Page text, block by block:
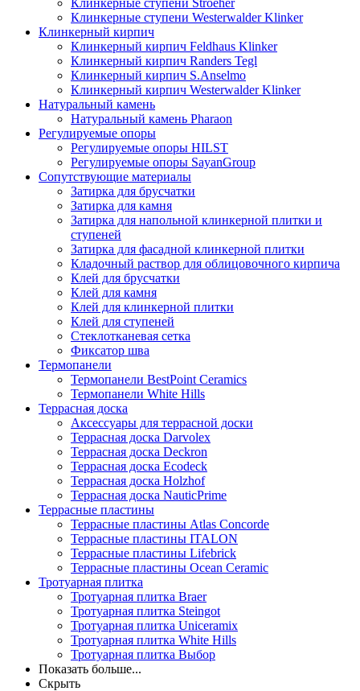
Клинкерные ступени Westerwalder Klinker
Клинкерный кирпич
Клинкерный кирпич Feldhaus Klinker
Клинкерный кирпич Randers Tegl
Клинкерный кирпич S.Anselmo
Клинкерный кирпич Westerwalder Klinker
Натуральный камень
Натуральный камень Pharaon
Регулируемые опоры
Регулируемые опоры HILST
Регулируемые опоры SayanGroup
Сопутствующие материалы
Затирка для брусчатки
Затирка для камня
Затирка для напольной клинкерной плитки и
ступеней
Затирка для фасадной клинкерной плитки
Кладочный раствор для облицовочного кирпича
Клей для брусчатки
Клей для камня
Клей для клинкерной плитки
Клей для ступеней
Стеклотканевая сетка
Фиксатор шва
Термопанели
Термопанели BestPoint Ceramics
Термопанели White Hills
Террасная доска
Аксессуары для террасной доски
Террасная доска Darvolex
Террасная доска Deckron
Террасная доска Ecodeck
Террасная доска Holzhof
Террасная доска NauticPrime
Террасные пластины
Террасные пластины Atlas Concorde
Террасные пластины ITALON
Террасные пластины Lifebrick
Террасные пластины Ocean Ceramic
Тротуарная плитка
Тротуарная плитка Braer
Тротуарная плитка Steingot
Тротуарная плитка Uniceramix
Тротуарная плитка White Hills
Тротуарная плитка Выбор
Показать больше...
Скрыть